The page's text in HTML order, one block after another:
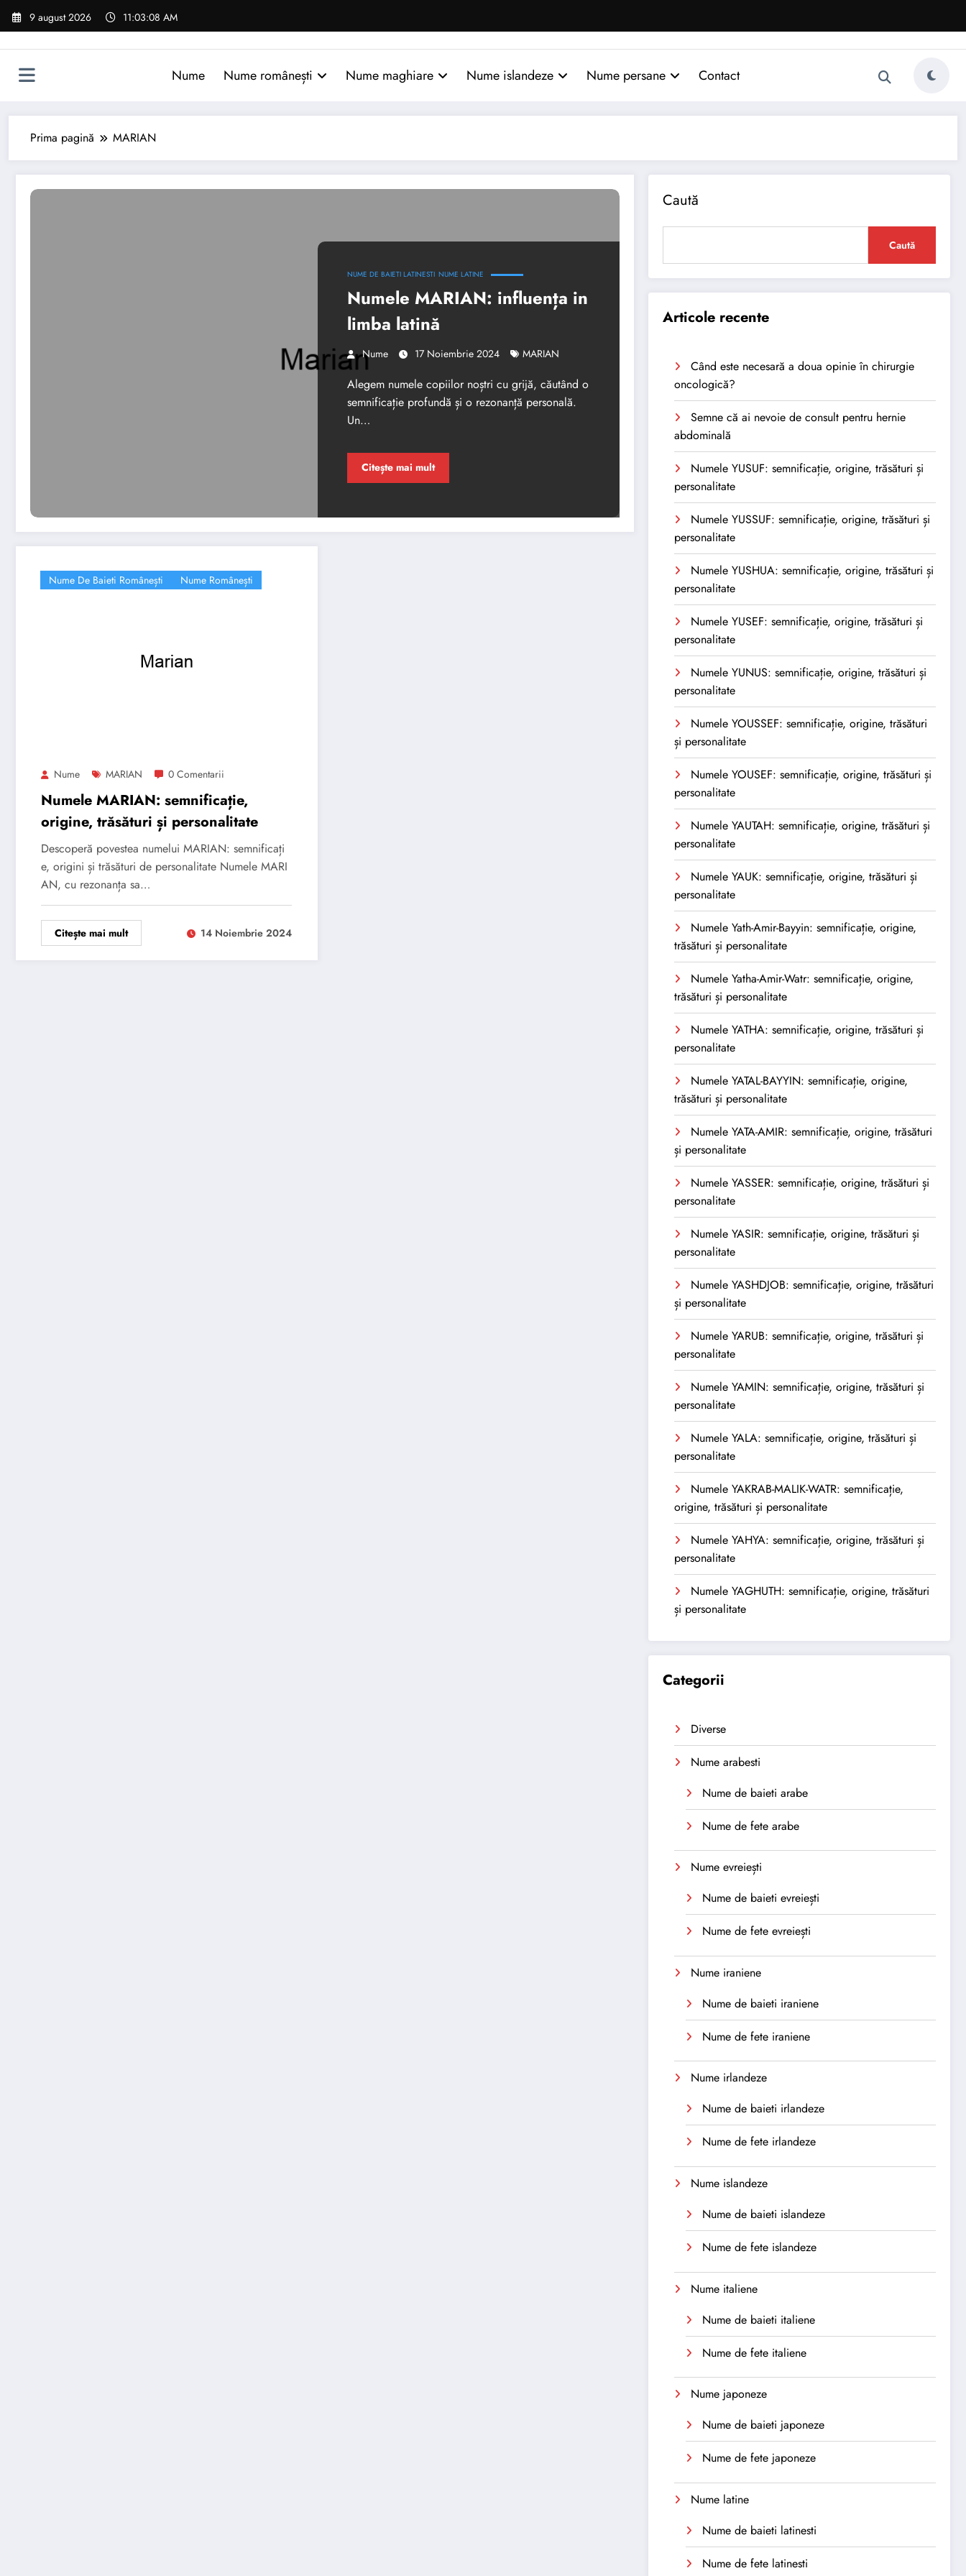
Sari
9 august 2026 11:03:09 AM
Nume Nume românești Nume maghiare Nume islandeze Nume persane Contact
Prima pagină MARIAN
NUME DE BAIETI LATINESTI NUME LATINE
Numele MARIAN: influența in
limba latină
Nume 17 Noiembrie 2024 MARIAN
Alegem numele copiilor noștri cu grijă, căutând o
semnificație profundă și o rezonanță personală.
Un…
Citește mai mult
Nume De Baieti Românești Nume Românești
Nume MARIAN 0 Comentarii
Numele MARIAN: semnificație,
origine, trăsături și personalitate
Descoperă povestea numelui MARIAN: semnificați
e, origini și trăsături de personalitate Numele MARI
AN, cu rezonanța sa…
Citește mai mult 14 Noiembrie 2024
Caută
Caută
Articole recente
Când este necesară a doua opinie în chirurgie
oncologică?
Semne că ai nevoie de consult pentru hernie
abdominală
Numele YUSUF: semnificație, origine, trăsături și
personalitate
Numele YUSSUF: semnificație, origine, trăsături și
personalitate
Numele YUSHUA: semnificație, origine, trăsături și
personalitate
Numele YUSEF: semnificație, origine, trăsături și
personalitate
Numele YUNUS: semnificație, origine, trăsături și
personalitate
Numele YOUSSEF: semnificație, origine, trăsături
și personalitate
Numele YOUSEF: semnificație, origine, trăsături și
personalitate
Numele YAUTAH: semnificație, origine, trăsături și
personalitate
Numele YAUK: semnificație, origine, trăsături și
personalitate
Numele Yath-Amir-Bayyin: semnificație, origine,
trăsături și personalitate
Numele Yatha-Amir-Watr: semnificație, origine,
trăsături și personalitate
Numele YATHA: semnificație, origine, trăsături și
personalitate
Numele YATAL-BAYYIN: semnificație, origine,
trăsături și personalitate
Numele YATA-AMIR: semnificație, origine, trăsături
și personalitate
Numele YASSER: semnificație, origine, trăsături și
personalitate
Numele YASIR: semnificație, origine, trăsături și
personalitate
Numele YASHDJOB: semnificație, origine, trăsături
și personalitate
Numele YARUB: semnificație, origine, trăsături și
personalitate
Numele YAMIN: semnificație, origine, trăsături și
personalitate
Numele YALA: semnificație, origine, trăsături și
personalitate
Numele YAKRAB-MALIK-WATR: semnificație,
origine, trăsături și personalitate
Numele YAHYA: semnificație, origine, trăsături și
personalitate
Numele YAGHUTH: semnificație, origine, trăsături
și personalitate
Categorii
Diverse
Nume arabesti
Nume de baieti arabe
Nume de fete arabe
Nume evreiești
Nume de baieti evreiești
Nume de fete evreiești
Nume iraniene
Nume de baieti iraniene
Nume de fete iraniene
Nume irlandeze
Nume de baieti irlandeze
Nume de fete irlandeze
Nume islandeze
Nume de baieti islandeze
Nume de fete islandeze
Nume italiene
Nume de baieti italiene
Nume de fete italiene
Nume japoneze
Nume de baieti japoneze
Nume de fete japoneze
Nume latine
Nume de baieti latinesti
Nume de fete latinesti